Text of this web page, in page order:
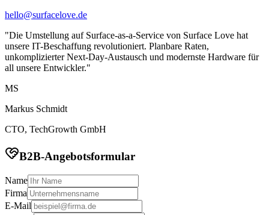
hello@surfacelove.de
"Die Umstellung auf Surface-as-a-Service von Surface Love hat
unsere IT-Beschaffung revolutioniert. Planbare Raten,
unkomplizierter Next-Day-Austausch und modernste Hardware für
all unsere Entwickler."
MS
Markus Schmidt
CTO, TechGrowth GmbH
B2B-Angebotsformular
Name
Firma
E-Mail